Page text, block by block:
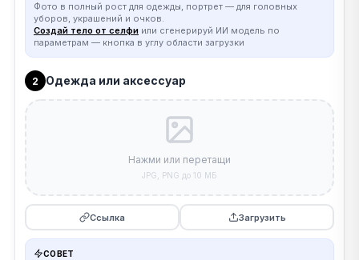
Фото в полный рост для одежды, портрет — для головных
уборов, украшений и очков.
Создай тело от селфи или сгенерируй ИИ модель по
параметрам — кнопка в углу области загрузки
2 Одежда или аксессуар
Нажми или перетащи
JPG, PNG до 10 МБ
Ссылка Загрузить
СОВЕТ